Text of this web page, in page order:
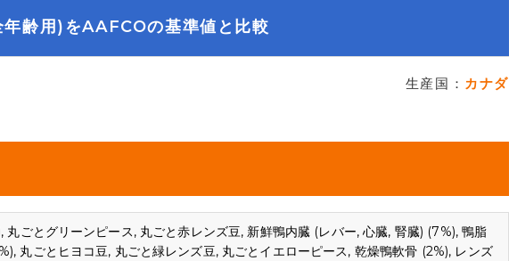
齢用)をAAFCOの基準値と比較
生産国： カナダ
丸ごとグリーンピース, 丸ごと赤レンズ豆, 新鮮鴨内臓 (レバー, 心臓, 腎臓) (7%), 鴨脂
丸ごとヒヨコ豆, 丸ごと緑レンズ豆, 丸ごとイエローピース, 乾燥鴨軟骨 (2%), レンズ